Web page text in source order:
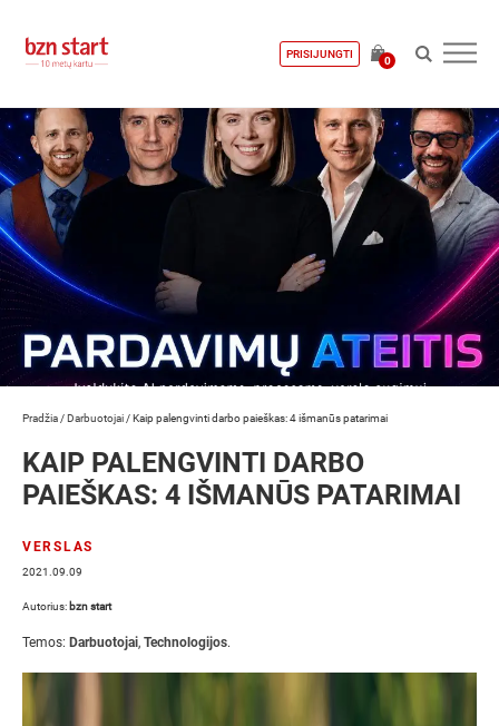
PRISIJUNGTI
0
Pradžia /Darbuotojai /Kaip palengvinti darbo paieškas: 4 išmanūs patarimai
KAIP PALENGVINTI DARBO
PAIEŠKAS: 4 IŠMANŪS PATARIMAI
VERSLAS
2021.09.09
Autorius: bzn start
Temos: Darbuotojai, Technologijos.